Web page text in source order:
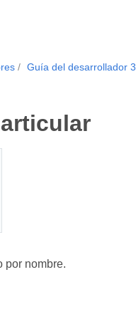
Guía del desarrollador 3.
por nombre.